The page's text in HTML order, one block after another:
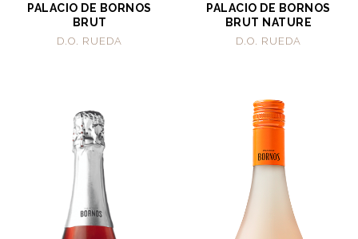
PALACIO DE BORNOS
BRUT
D.O. RUEDA
PALACIO DE BORNOS
BRUT NATURE
D.O. RUEDA